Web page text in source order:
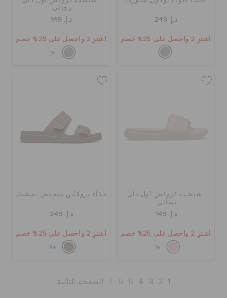
د.إ. 249
اشترِ 2 واحصل على 25% خصم
رجالي
د.إ. 149
اشترِ 2 واحصل على 25% خصم
+1
شبشب كروكس أول داي
نسائي
د.إ. 149
اشترِ 2 واحصل على 25% خصم
+1
حذاء بروكلين منخفض بمشبك
د.إ. 249
اشترِ 2 واحصل على 25% خصم
+4
1
2
3
4
5
6
7 الصفحة التالية